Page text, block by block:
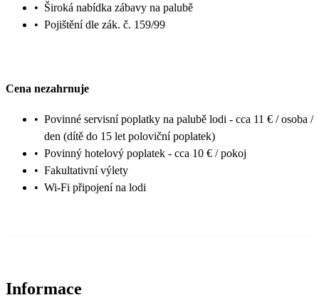
• Široká nabídka zábavy na palubě
• Pojištění dle zák. č. 159/99
Cena nezahrnuje
• Povinné servisní poplatky na palubě lodi - cca 11 € / osoba /
den (dítě do 15 let poloviční poplatek)
• Povinný hotelový poplatek - cca 10 € / pokoj
• Fakultativní výlety
• Wi-Fi připojení na lodi
Informace